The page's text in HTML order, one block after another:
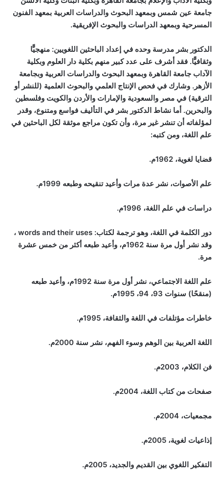
جامعة عين شمس وبمعهد البحوث والدراسات العربية بمعهد الفنون
المسرحية وبمعهد الدراسات والبحوث الإفريقية.
الدكتور بشر مدرسة وحده في إعداد الباحثين اللغويين: منهجيًّا
وثقافيًّا. فقد أشرف على عدد كبير منهم بكلية دار العلوم وبكلية
الآداب جامعة القاهرة وبمعهد البحوث والدراسات العربية وبجامعة
الأزهر. وشارك في فحص الإنتاج العلمي والبحوث العلمية (للنشر أو
الترقية) في مصر والسعودية والإمارات والأردن والكويت وفلسطين
والبحرين. أما نشاط الدكتور بشر في التأليف فواسع ومتنوع، وقدر
لمؤلفاته أن تنشر غير مرة، وأن تكون مراجع موثقة لكل الباحثين في
علم اللغة، ومن كتبه:
قضايا لغوية، 1962م.
علم الأصوات، نشر عدة مرات وأعيد تنقيحه وطبعه 1999م.
دراسات في علم اللغة، 1996م.
دور الكلمة في اللغة، وهو ترجمة لكتاب: words and their uses ،
وقد نشر أول مرة سنة 1962م، وأعيد طبعه أكثر من خمس عشرة
مرة.
علم اللغة الاجتماعي، نشر أول مرة سنة 1992م، وأعيد طبعه
(منقحًا) سنوات 93، 94، 1995م.
خاطرات مؤتلفات في اللغة والثقافة، 1995م.
اللغة العربية بين الوهم وسوء الفهم، نشر سنة 2000م.
فن الكلام، 2003م.
صفحات من كتاب اللغة، 2004م.
مجمعيات، 2004م.
إذاعيات لغوية، 2005م.
التفكير اللغوي بين القديم والجديد، 2005م.